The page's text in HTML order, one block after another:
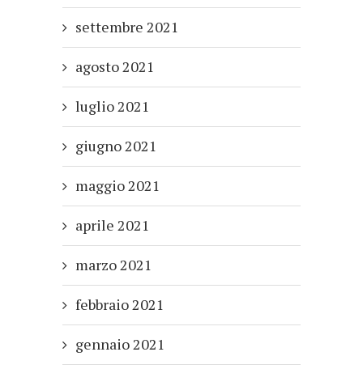
settembre 2021
agosto 2021
luglio 2021
giugno 2021
maggio 2021
aprile 2021
marzo 2021
febbraio 2021
gennaio 2021